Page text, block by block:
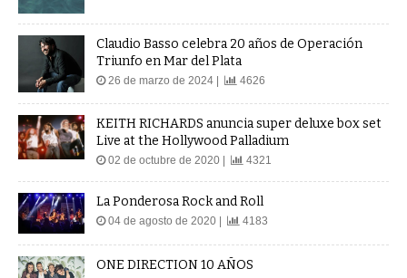
Claudio Basso celebra 20 años de Operación
Triunfo en Mar del Plata
26 de marzo de 2024 | 4626
KEITH RICHARDS anuncia super deluxe box set
Live at the Hollywood Palladium
02 de octubre de 2020 | 4321
La Ponderosa Rock and Roll
04 de agosto de 2020 | 4183
ONE DIRECTION 10 AÑOS